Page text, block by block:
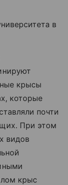
в
крысы
которые
почти
При этом
видов
крыс